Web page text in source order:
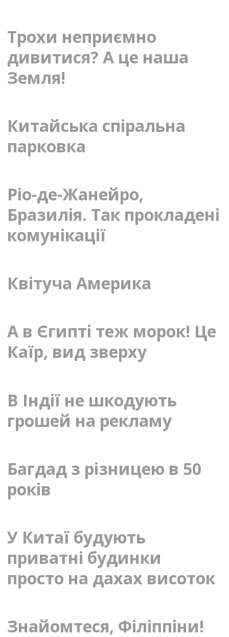
Трохи неприємно
дивитися? А це наша
Земля!
Китайська спіральна
парковка
Ріо-де-Жанейро,
Бразилія. Так прокладені
комунікації
Квітуча Америка
А в Єгипті теж морок! Це
Каїр, вид зверху
В Індії не шкодують
грошей на рекламу
Багдад з різницею в 50
років
У Китаї будують
приватні будинки
просто на дахах висоток
Знайомтеся, Філіппіни!